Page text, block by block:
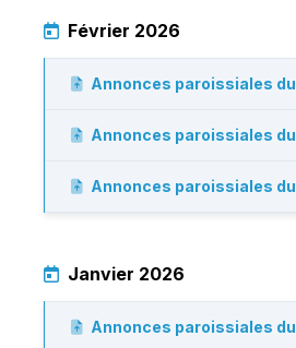
Février 2026
Annonces paroissiales du
Annonces paroissiales du
Annonces paroissiales du
Janvier 2026
Annonces paroissiales du